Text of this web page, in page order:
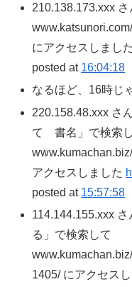
210.138.173.xxx
にアクセスしました
posted at 16:04:18
なるほど、16時じ
220.158.48.xxx さ
て 書名」で検索
アクセスしました
posted at 15:57:58
114.144.155.xxx
る」で検索して
1405/ にアクセス